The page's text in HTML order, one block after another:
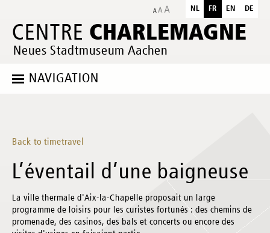
CENTRE CHARLEMAGNE
Neues Stadtmuseum Aachen
NL FR EN DE
NAVIGATION
Back to timetravel
L’éventail d’une baigneuse
La ville thermale d'Aix-la-Chapelle proposait un large
programme de loisirs pour les curistes fortunés : des chemins de
promenade, des casinos, des bals et concerts ou encore des